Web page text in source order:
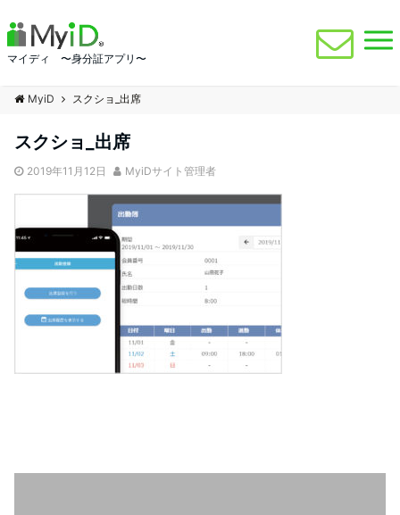
マイディ 〜身分証アプリ〜
MyiD スクショ_出席
スクショ_出席
2019年11月12日 MyiDサイト管理者